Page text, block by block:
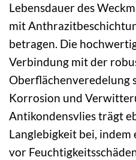
Lebensdauer des
mit
betragen. Die
Verbindung mit der
Oberflächenveredelung
Korrosion und
Antikondensvlies trägt
Langlebigkeit bei,
vor